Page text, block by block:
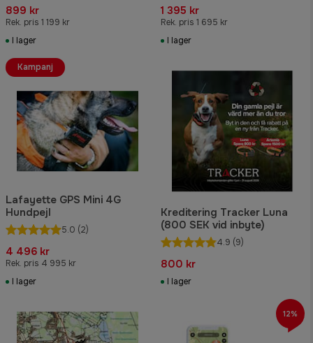
899 kr
Rek. pris 1 199 kr
I lager
1 395 kr
Rek. pris 1 695 kr
I lager
Lafayette GPS Mini 4G
Hundpejl
5.0 (2)
4 496 kr
Rek. pris 4 995 kr
I lager
Kampanj
Kreditering Tracker Luna
(800 SEK vid inbyte)
4.9 (9)
800 kr
I lager
12%